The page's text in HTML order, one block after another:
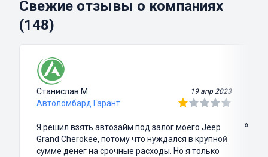
Свежие отзывы о компаниях
(148)
Станислав М. 19 апр 2023
Автоломбард Гарант
Я решил взять автозайм под залог моего Jeep
Grand Cherokee, потому что нуждался в крупной
сумме денег на срочные расходы. Но я только
»